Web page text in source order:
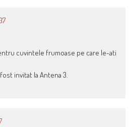
cuvintele frumoase pe care le-ati
invitat la Antena 3.